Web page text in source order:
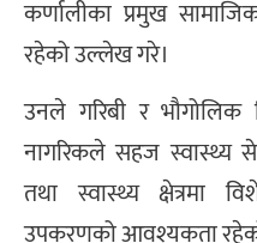
कर्णालीका प्रमुख
रहेको उल्लेख गरे।
उनले गरिबी र भौगोलिक
नागरिकले सहज स्वास्थ्य
तथा स्वास्थ्य क्षेत्रमा
उपकरणको आवश्यकता